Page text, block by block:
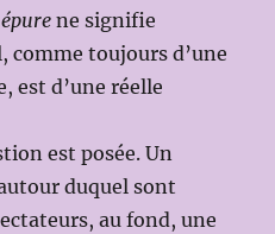
épure ne signifie
comme toujours d’une
est d’une réelle
est posée. Un
duquel sont
au fond, une